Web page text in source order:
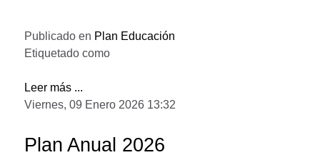
Publicado en Plan Educación
Etiquetado como
Leer más ...
Viernes, 09 Enero 2026 13:32
Plan Anual 2026